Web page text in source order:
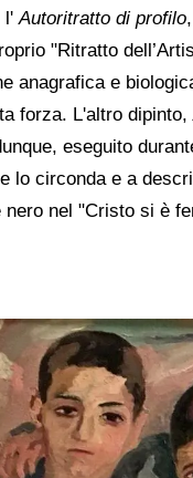
l'Autoritratto di profilo
"Ritratto
anagrafica e
forza. L'altro dipinto,
eseguito
lo circonda e a
nel "Cristo si è